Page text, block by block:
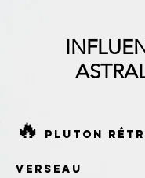
🔥 Pluton
Verseau